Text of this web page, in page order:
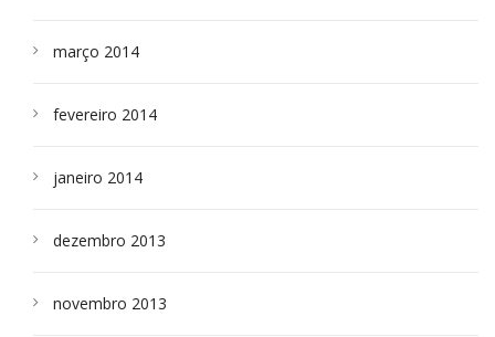
março 2014
fevereiro 2014
janeiro 2014
dezembro 2013
novembro 2013